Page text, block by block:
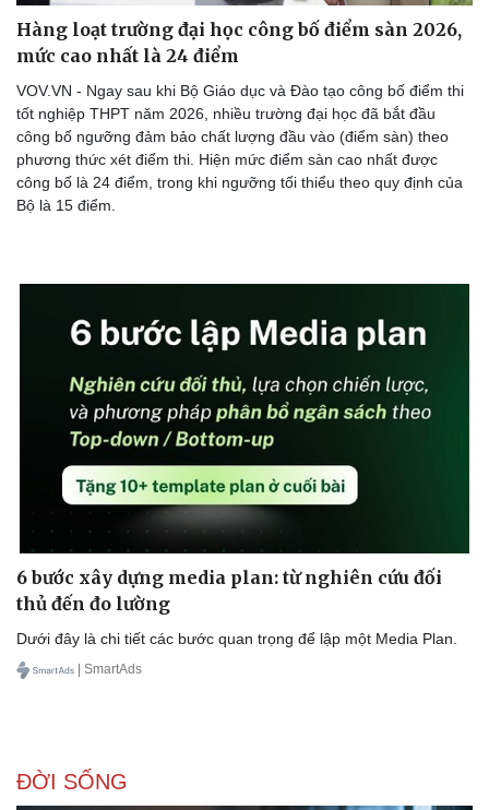
Hàng loạt trường đại học công bố điểm sàn 2026,
mức cao nhất là 24 điểm
VOV.VN - Ngay sau khi Bộ Giáo dục và Đào tạo công bố điểm thi
tốt nghiệp THPT năm 2026, nhiều trường đại học đã bắt đầu
công bố ngưỡng đảm bảo chất lượng đầu vào (điểm sàn) theo
phương thức xét điểm thi. Hiện mức điểm sàn cao nhất được
công bố là 24 điểm, trong khi ngưỡng tối thiểu theo quy định của
Bộ là 15 điểm.
6 bước xây dựng media plan: từ nghiên cứu đối
thủ đến đo lường
Dưới đây là chi tiết các bước quan trọng để lập một Media Plan.
| SmartAds
ĐỜI SỐNG